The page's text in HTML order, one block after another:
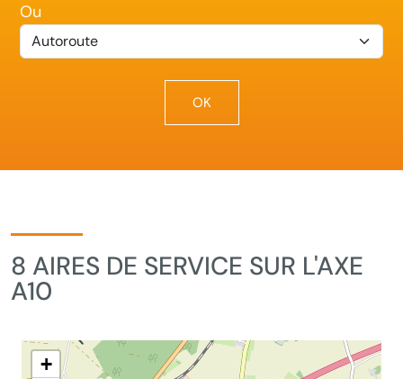
Ou
8 AIRES DE SERVICE SUR L'AXE
A10
+